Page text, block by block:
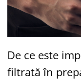
De ce este
filtrată în